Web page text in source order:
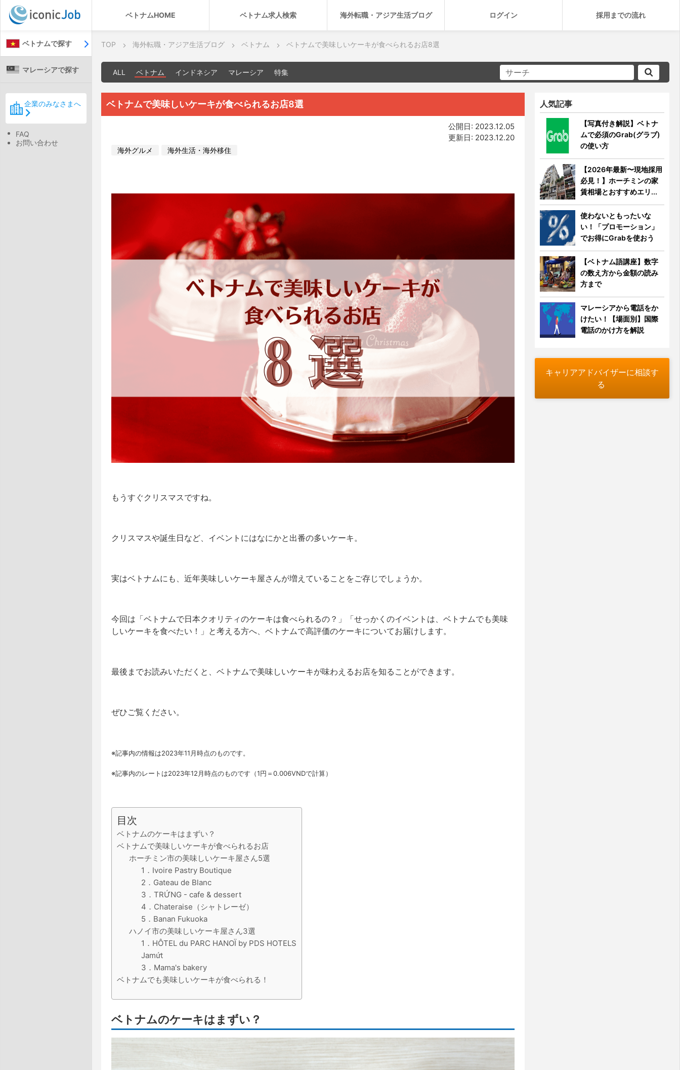
ベトナムHOME ベトナム求人検索 海外転職・アジア生活ブログ ログイン 採用までの流れ
ベトナムで探す
マレーシアで探す
企業のみなさまへ
FAQ
お問い合わせ
TOP 海外転職・アジア生活ブログ ベトナム ベトナムで美味しいケーキが食べられるお店8選
ALL ベトナム インドネシア マレーシア 特集
ベトナムで美味しいケーキが食べられるお店8選
公開日: 2023.12.05
更新日: 2023.12.20
海外グルメ 海外生活・海外移住
もうすぐクリスマスですね。
クリスマスや誕生日など、イベントにはなにかと出番の多いケーキ。
実はベトナムにも、近年美味しいケーキ屋さんが増えていることをご存じでしょうか。
今回は「ベトナムで日本クオリティのケーキは食べられるの？」「せっかくのイベントは、ベトナムでも美味
しいケーキを食べたい！」と考える方へ、ベトナムで高評価のケーキについてお届けします。
最後までお読みいただくと、ベトナムで美味しいケーキが味わえるお店を知ることができます。
ぜひご覧ください。
※記事内の情報は2023年11月時点のものです。
※記事内のレートは2023年12月時点のものです（1円＝0.006VNDで計算）
目次
ベトナムのケーキはまずい？
ベトナムで美味しいケーキが食べられるお店
ホーチミン市の美味しいケーキ屋さん5選
1．Ivoire Pastry Boutique
2．Gateau de Blanc
3．TRỨNG - cafe & dessert
4．Chateraise（シャトレーゼ）
5．Banan Fukuoka
ハノイ市の美味しいケーキ屋さん3選
1．HÔTEL du PARC HANOÏ by PDS HOTELS
Jamứt
3．Mama's bakery
ベトナムでも美味しいケーキが食べられる！
ベトナムのケーキはまずい？
人気記事
【写真付き解説】ベトナ
ムで必須のGrab(グラブ)
の使い方
【2026年最新〜現地採用
必見！】ホーチミンの家
賃相場とおすすめエリ...
使わないともったいな
い！「プロモーション」
でお得にGrabを使おう
【ベトナム語講座】数字
の数え方から金額の読み
方まで
マレーシアから電話をか
けたい！【場面別】国際
電話のかけ方を解説
キャリアアドバイザーに相談す
る